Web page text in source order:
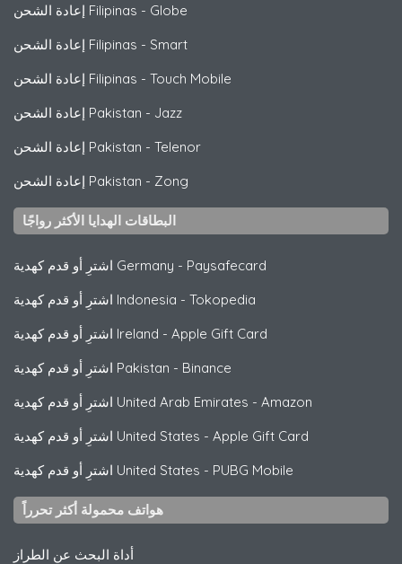
إعادة الشحن Filipinas - Globe
إعادة الشحن Filipinas - Smart
إعادة الشحن Filipinas - Touch Mobile
إعادة الشحن Pakistan - Jazz
إعادة الشحن Pakistan - Telenor
إعادة الشحن Pakistan - Zong
البطاقات الهدايا الأكثر رواجًا
اشترِ أو قدم كهدية Germany - Paysafecard
اشترِ أو قدم كهدية Indonesia - Tokopedia
اشترِ أو قدم كهدية Ireland - Apple Gift Card
اشترِ أو قدم كهدية Pakistan - Binance
اشترِ أو قدم كهدية United Arab Emirates - Amazon
اشترِ أو قدم كهدية United States - Apple Gift Card
اشترِ أو قدم كهدية United States - PUBG Mobile
هواتف محمولة أكثر تحرراً
أداة البحث عن الطراز